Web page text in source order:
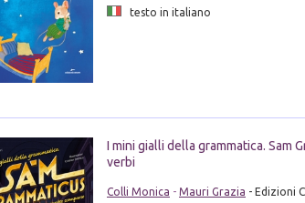
testo in italiano
I mini gialli della grammatica. Sam
verbi
Colli Monica - Mauri Grazia - Edizioni